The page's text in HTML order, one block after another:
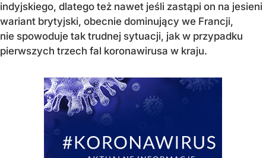
indyjskiego, dlatego też nawet jeśli zastąpi on na jesieni
wariant brytyjski, obecnie dominujący we Francji,
nie spowoduje tak trudnej sytuacji, jak w przypadku
pierwszych trzech fal koronawirusa w kraju.